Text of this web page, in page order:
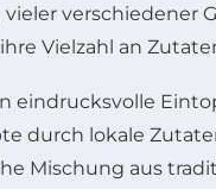
verschiedener
Vielzahl an
eindrucksvolle
durch lokale
Mischung aus